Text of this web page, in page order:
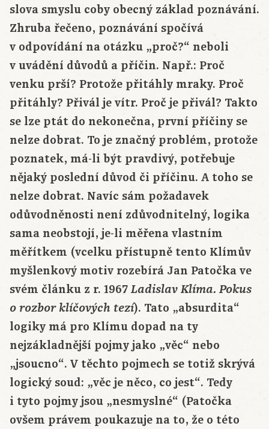
slova smyslu coby obecný základ poznávání.
Zhruba řečeno, poznávání spočívá
v odpovídání na otázku „proč?“ neboli
v uvádění důvodů a příčin. Např.: Proč
venku prší? Protože přitáhly mraky. Proč
přitáhly? Přivál je vítr. Proč je přivál? Takto
se lze ptát do nekonečna, první příčiny se
nelze dobrat. To je značný problém, protože
poznatek, má-li být pravdivý, potřebuje
nějaký poslední důvod či příčinu. A toho se
nelze dobrat. Navíc sám požadavek
odůvodněnosti není zdůvodnitelný, logika
sama neobstojí, je-li měřena vlastním
měřítkem (vcelku přístupně tento Klímův
myšlenkový motiv rozebírá Jan Patočka ve
svém článku z r. 1967 Ladislav Klíma. Pokus
o rozbor klíčových tezí). Tato „absurdita“
logiky má pro Klímu dopad na ty
nejzákladnější pojmy jako „věc“ nebo
„jsoucno“. V těchto pojmech se totiž skrývá
logický soud: „věc je něco, co jest“. Tedy
i tyto pojmy jsou „nesmyslné“ (Patočka
ovšem právem poukazuje na to, že o této